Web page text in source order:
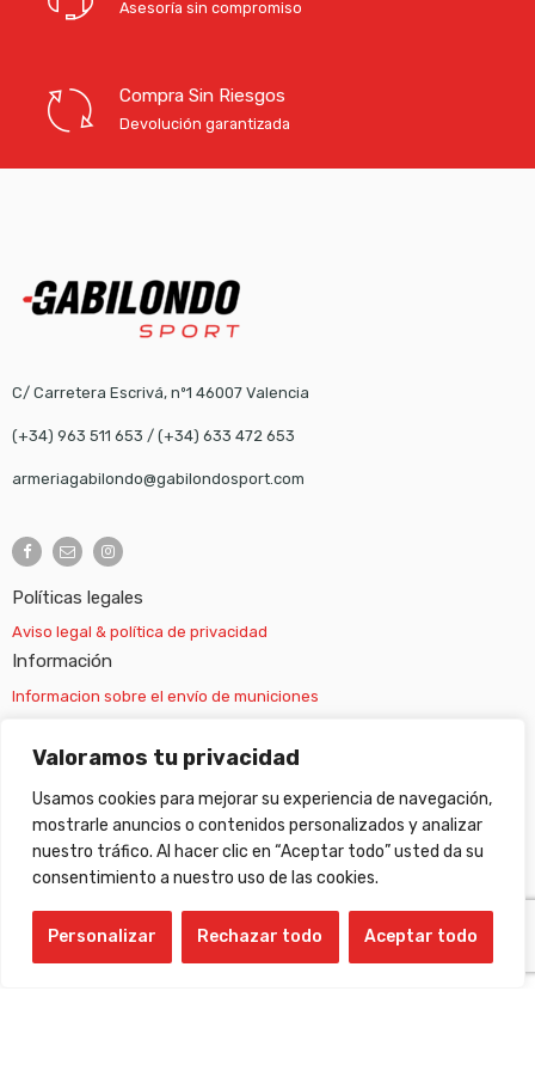
Valoramos tu privacidad
Usamos cookies para mejorar su experiencia de navegación,
mostrarle anuncios o contenidos personalizados y analizar
nuestro tráfico. Al hacer clic en “Aceptar todo” usted da su
consentimiento a nuestro uso de las cookies.
Personalizar Rechazar todo Aceptar todo
Asesoría sin compromiso
Compra Sin Riesgos
Devolución garantizada
C/ Carretera Escrivá, nº1 46007 Valencia
(+34) 963 511 653 / (+34) 633 472 653
armeriagabilondo@gabilondosport.com
Políticas legales
Aviso legal & política de privacidad
Información
Informacion sobre el envío de municiones
Información sobre el envío de armas
Cambios y devoluciones
Suscripción newsletter